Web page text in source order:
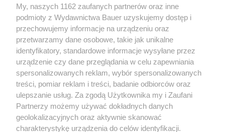
ale ciągle kochamy go w romantycznych komediach
KATARZYNA JARACZEWSKA MARTA ROGACEWICZ
PORTRET
My, naszych 1162 zaufanych partnerów oraz inne
podmioty z Wydawnictwa Bauer uzyskujemy dostęp i
przechowujemy informacje na urządzeniu oraz
przetwarzamy dane osobowe, takie jak unikalne
identyfikatory, standardowe informacje wysyłane przez
urządzenie czy dane przeglądania w celu zapewniania
spersonalizowanych reklam, wybór spersonalizowanych
treści, pomiar reklam i treści, badanie odbiorców oraz
ulepszanie usług. Za zgodą Użytkownika my i Zaufani
Partnerzy możemy używać dokładnych danych
geolokalizacyjnych oraz aktywnie skanować
charakterystykę urządzenia do celów identyfikacji.